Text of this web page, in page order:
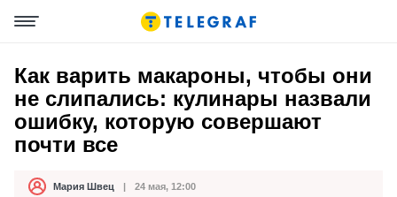
Как варить макароны, чтобы они
не слипались: кулинары назвали
ошибку, которую совершают
почти все
АвторМария Швец
Дата публикации 24 мая, 12:00